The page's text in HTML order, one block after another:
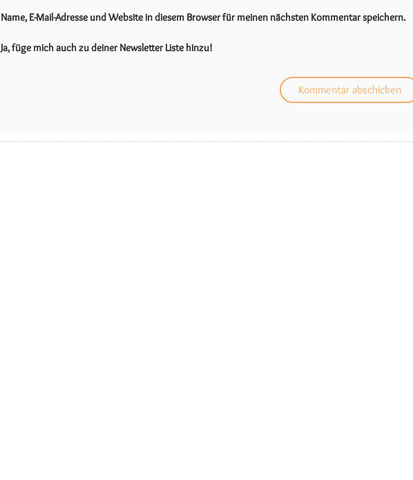
Name, E-Mail-Adresse und Website in diesem Browser für meinen nächsten Kommentar speichern.
Ja, füge mich auch zu deiner Newsletter Liste hinzu!